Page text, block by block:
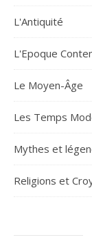
L'Antiquité
L'Epoque
Le Moyen-Âge
Les Temps
Mythes et
Religions et